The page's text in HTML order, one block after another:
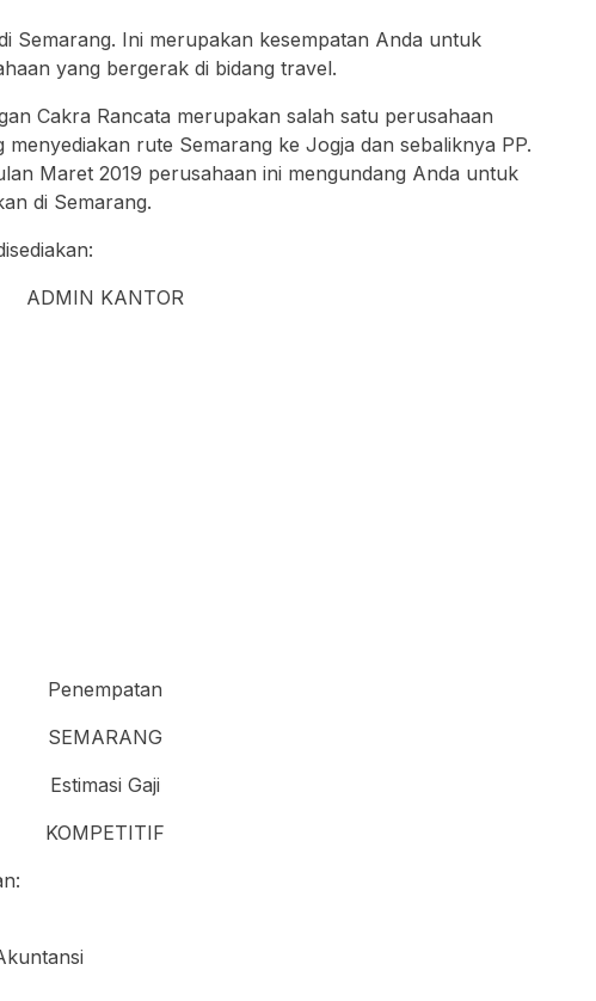
Semarang. Ini merupakan kesempatan Anda untuk
yang bergerak di bidang travel.
Cakra Rancata merupakan salah satu perusahaan
rute Semarang ke Jogja dan sebaliknya PP.
Maret 2019 perusahaan ini mengundang Anda untuk
di Semarang.
ADMIN KANTOR
Penempatan
SEMARANG
Estimasi Gaji
KOMPETITIF